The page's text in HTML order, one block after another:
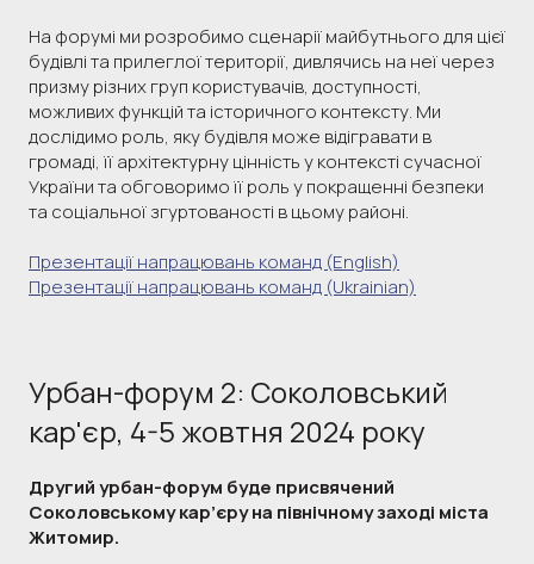
На форумі ми розробимо сценарії майбутнього для цієї
будівлі та прилеглої території, дивлячись на неї через
призму різних груп користувачів, доступності,
можливих функцій та історичного контексту. Ми
дослідимо роль, яку будівля може відігравати в
громаді, її архітектурну цінність у контексті сучасної
України та обговоримо її роль у покращенні безпеки
та соціальної згуртованості в цьому районі.
Презентації напрацювань команд (English)
Презентації напрацювань команд (Ukrainian)
Урбан-форум 2: Соколовський
кар'єр, 4-5 жовтня 2024 року
Другий урбан-форум буде присвячений
Соколовському кар’єру на північному заході міста
Житомир.